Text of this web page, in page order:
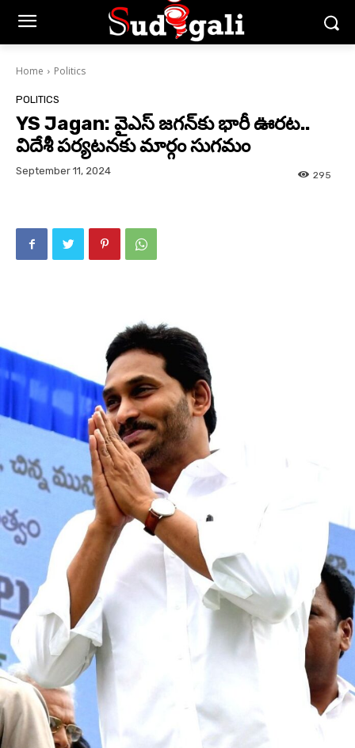
Home Politics
POLITICS
YS Jagan: వైఎస్ జగన్‌కు భారీ ఊరట..
విదేశీ పర్యటనకు మార్గం సుగమం
September 11, 2024 295